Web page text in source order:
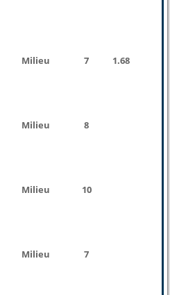
Milieu 7 1.68
Milieu 8
Milieu 10
Milieu 7